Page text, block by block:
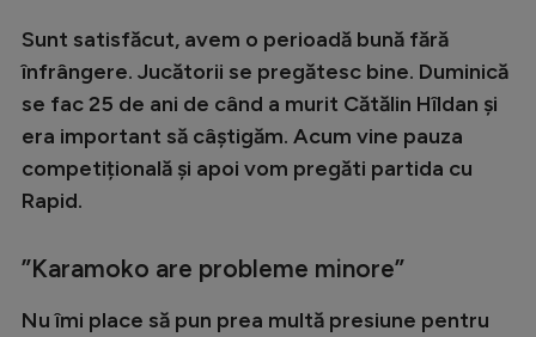
Intră în cont
Creează cont
Sunt satisfăcut, avem o perioadă bună fără
înfrângere. Jucătorii se pregătesc bine. Duminică
se fac 25 de ani de când a murit Cătălin Hîldan și
era important să câștigăm. Acum vine pauza
competițională și apoi vom pregăti partida cu
Rapid.
”Karamoko are probleme minore”
Nu îmi place să pun prea multă presiune pentru